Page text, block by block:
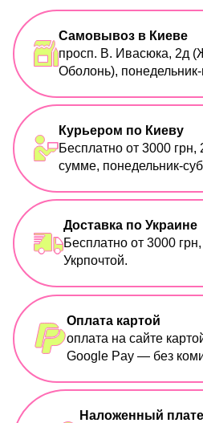
Самовывоз в Киеве
просп. В. Ивасюка, 2д
Оболонь),
Курьером по Киеву
Бесплатно от 3000
сумме, понедельник-
Доставка по Украине
Бесплатно от 3000
Укрпочтой.
Оплата картой
оплата на сайте
Google Pay — без
Наложенный